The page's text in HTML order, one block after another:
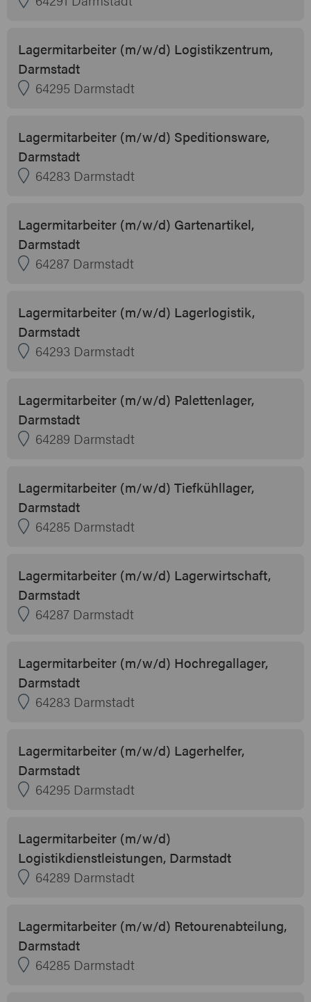
Lagermitarbeiter (m/w/d) Logistikzentrum,
Darmstadt
64295 Darmstadt
Lagermitarbeiter (m/w/d) Speditionsware,
Darmstadt
64283 Darmstadt
Lagermitarbeiter (m/w/d) Gartenartikel,
Darmstadt
64287 Darmstadt
Lagermitarbeiter (m/w/d) Lagerlogistik,
Darmstadt
64293 Darmstadt
Lagermitarbeiter (m/w/d) Palettenlager,
Darmstadt
64289 Darmstadt
Lagermitarbeiter (m/w/d) Tiefkühllager,
Darmstadt
64285 Darmstadt
Lagermitarbeiter (m/w/d) Lagerwirtschaft,
Darmstadt
64287 Darmstadt
Lagermitarbeiter (m/w/d) Hochregallager,
Darmstadt
64283 Darmstadt
Lagermitarbeiter (m/w/d) Lagerhelfer,
Darmstadt
64295 Darmstadt
Lagermitarbeiter (m/w/d)
Logistikdienstleistungen, Darmstadt
64289 Darmstadt
Lagermitarbeiter (m/w/d) Retourenabteilung,
Darmstadt
64285 Darmstadt